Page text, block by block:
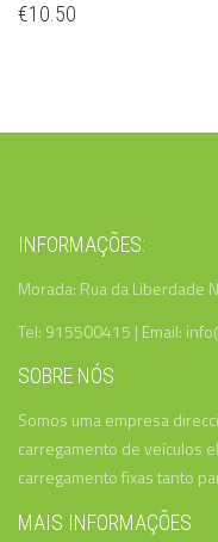
€10.50
INFORMAÇÕES:
Morada: Rua da Liberdade
Tel: 915500415 | Email:
SOBRE NÓS
Somos uma empresa
carregamento de veículos
carregamento fixas tanto
MAIS INFORMAÇÕES